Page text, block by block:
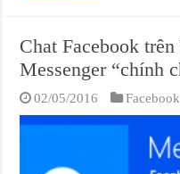
Chat Facebook
Messenger “chính
02/05/2016 Facebook